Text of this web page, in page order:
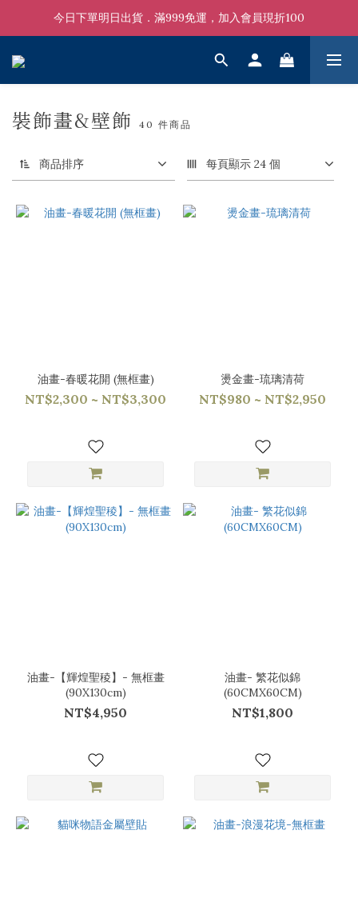
今日下單明日出貨．滿999免運，加入會員現折100
裝飾畫&壁飾 40 件商品
商品排序 每頁顯示 24 個
油畫-春暖花開 (無框畫)
NT$2,300 ~ NT$3,300
燙金畫-琉璃清荷
NT$980 ~ NT$2,950
油畫-【輝煌聖稜】- 無框畫
(90X130cm)
NT$4,950
油畫- 繁花似錦
(60CMX60CM)
NT$1,800